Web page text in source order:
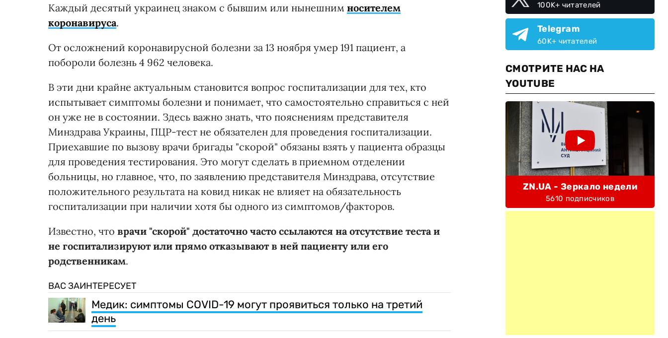
Каждый десятый украинец знаком с бывшим или нынешним носителем
коронавируса.
От осложнений коронавирусной болезни за 13 ноября умер 191 пациент, а
побороли болезнь 4 962 человека.
В эти дни крайне актуальным становится вопрос госпитализации для тех, кто
испытывает симптомы болезни и понимает, что самостоятельно справиться с ней
он уже не в состоянии. Здесь важно знать, что пояснениям представителя
Минздрава Украины, ПЦР-тест не обязателен для проведения госпитализации.
Приехавшие по вызову врачи бригады "скорой" обязаны взять у пациента образцы
для проведения тестирования. Это могут сделать в приемном отделении
больницы, но главное, что, по заявлению представителя Минздрава, отсутствие
положительного результата на ковид никак не влияет на обязательность
госпитализации при наличии хотя бы одного из симптомов/факторов.
Известно, что врачи "скорой" достаточно часто ссылаются на отсутствие теста и
не госпитализируют или прямо отказывают в ней пациенту или его
родственникам.
ВАС ЗАИНТЕРЕСУЕТ
Медик: симптомы COVID-19 могут проявиться только на третий
день
100K+ читателей
Telegram
60K+ читателей
СМОТРИТЕ НАС НА
YOUTUBE
ZN.UA - Зеркало недели
5610 подписчиков